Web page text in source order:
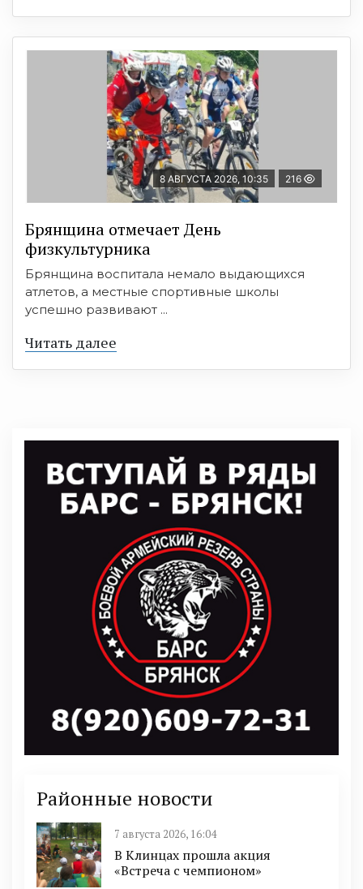
8 АВГУСТА 2026, 10:35 216
Брянщина отмечает День
физкультурника
Брянщина воспитала немало выдающихся
атлетов, а местные спортивные школы
успешно развивают ...
Читать далее
Районные новости
7 августа 2026, 16:04
В Клинцах прошла акция
«Встреча с чемпионом»